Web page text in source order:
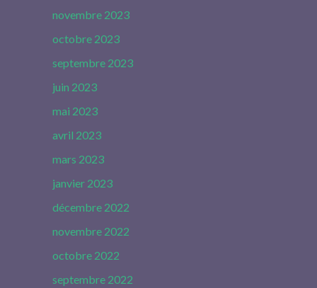
novembre 2023
octobre 2023
septembre 2023
juin 2023
mai 2023
avril 2023
mars 2023
janvier 2023
décembre 2022
novembre 2022
octobre 2022
septembre 2022